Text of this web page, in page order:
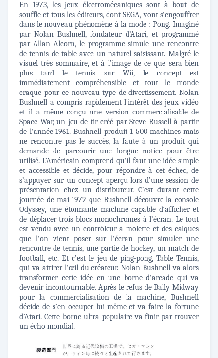
En 1973, les jeux électromécaniques sont à bout de
souffle et tous les éditeurs, dont SEGA, vont s’engouffrer
dans le nouveau phénomène à la mode : Pong. Imaginé
par Nolan Bushnell, fondateur d’Atari, et programmé
par Allan Alcorn, le programme simule une rencontre
de tennis de table avec un naturel saisissant. Malgré le
visuel très sommaire, et à l’image de ce que sera bien
plus tard le tennis sur Wii, le concept est
immédiatement compréhensible et tout le monde
craque pour ce nouveau type de divertissement. Nolan
Bushnell a compris rapidement l’intérêt des jeux vidéo
et il a même conçu une version commercialisable de
Space War, un jeu de tir créé par Steve Russell à partir
de l’année 1961. Bushnell produit 1 500 machines mais
ne rencontre pas le succès, la faute à un produit qui
demande de parcourir une longue notice pour être
utilisé. L’Américain comprend qu’il faut une idée simple
et accessible et décide, pour répondre à cet échec, de
s’appuyer sur un concept aperçu lors d’une session de
présentation chez un distributeur. C’est durant cette
journée de mai 1972 que Bushnell découvre la console
Odyssey, une étonnante machine capable d’afficher et
de déplacer trois blocs monochromes à l’écran. Le tout
est vendu avec un contrôleur à molette et des calques
que l’on vient poser sur l’écran pour simuler une
rencontre de tennis, une partie de hockey, un match de
football, etc. Et c’est le jeu de ping-pong, Table Tennis,
qui va attirer l’œil du créateur. Nolan Bushnell va alors
transformer cette idée en une borne d’arcade qui va
devenir incontournable. Après le refus de Bally Midway
pour la commercialisation de la machine, Bushnell
décide de s’en occuper lui-même et va faire la fortune
d’Atari. Cette borne ultra populaire va finir par trouver
un écho mondial.